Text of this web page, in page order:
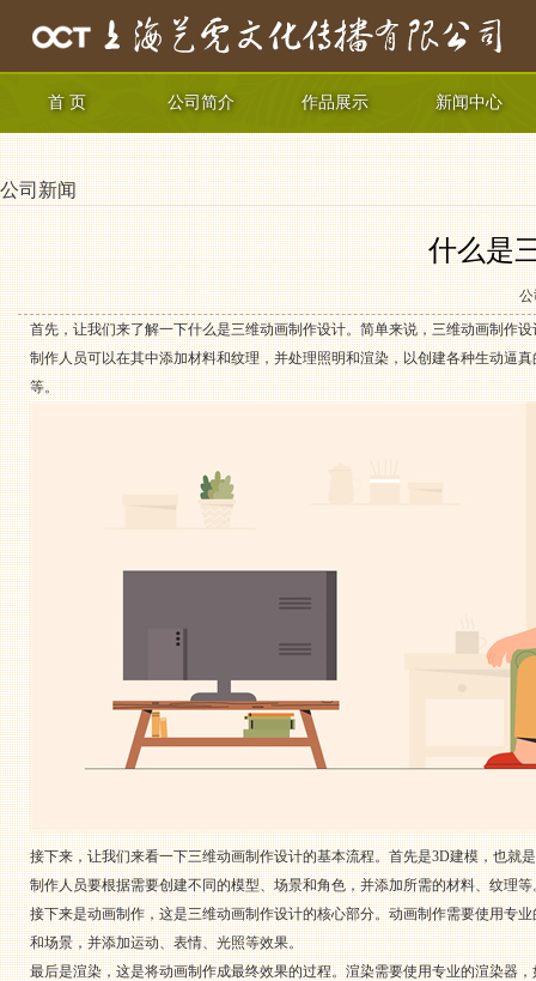
首 页 公司简介 作品展示 新闻中心
公司新闻
什么是
公
首先，让我们来了解一下什么是三维动画制作设计。简单来说，三维动画制作
制作人员可以在其中添加材料和纹理，并处理照明和渲染，以创建各种生动逼
等。
接下来，让我们来看一下三维动画制作设计的基本流程。首先是3D建模，也就
制作人员要根据需要创建不同的模型、场景和角色，并添加所需的材料、纹理等
接下来是动画制作，这是三维动画制作设计的核心部分。动画制作需要使用专
和场景，并添加运动、表情、光照等效果。
最后是渲染，这是将动画制作成最终效果的过程。渲染需要使用专业的渲染器